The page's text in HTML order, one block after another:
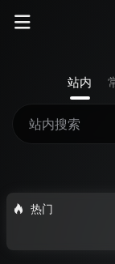
站内
热门